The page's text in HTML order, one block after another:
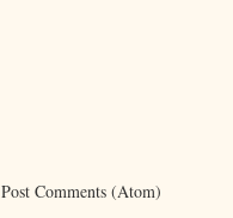
Post Comments (Atom)